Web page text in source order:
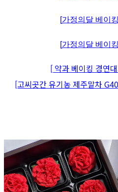
[가정의달 베이
[가정의달 베이
[ 약과 베이킹 경연
[고씨곳간 유기농 제주말차